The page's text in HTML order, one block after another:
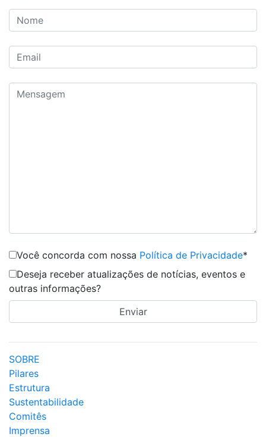
Você concorda com nossa Política de Privacidade*
Deseja receber atualizações de notícias, eventos e
outras informações?
SOBRE
Pilares
Estrutura
Sustentabilidade
Comitês
Imprensa